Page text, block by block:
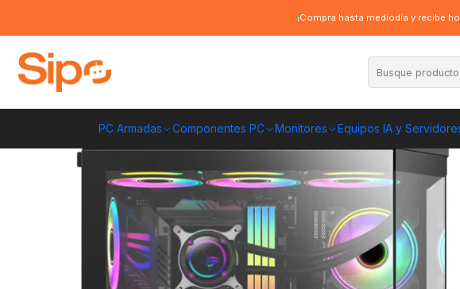
PC Armadas Componentes PC Monitores Equipos IA y
¡Compra hasta mediodía y recibe
Gabinete Kronos Atlantis ATX Vidrio Templado,